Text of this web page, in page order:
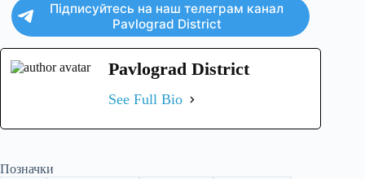
Підписуйтесь на наш телеграм канал
Pavlograd District
Pavlograd District
See Full Bio
Позначки